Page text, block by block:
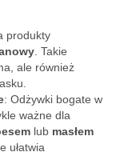
produkty
. Takie
ale również
: Odżywki bogate w
ważne dla
lub masłem
ułatwia